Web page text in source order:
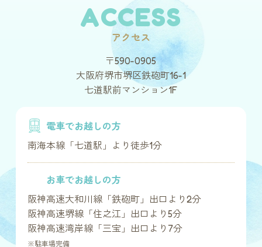
ACCESS
アクセス
〒590-0905
大阪府堺市堺区鉄砲町16-1
七道駅前マンション1F
電車でお越しの方
南海本線「七道駅」より徒歩1分
お車でお越しの方
阪神高速大和川線「鉄砲町」出口より2分
阪神高速堺線「住之江」出口より5分
阪神高速湾岸線「三宝」出口より7分
※駐車場完備